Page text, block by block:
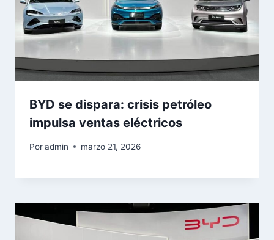
BYD se dispara: crisis petróleo
impulsa ventas eléctricos
Poradmin marzo 21, 2026